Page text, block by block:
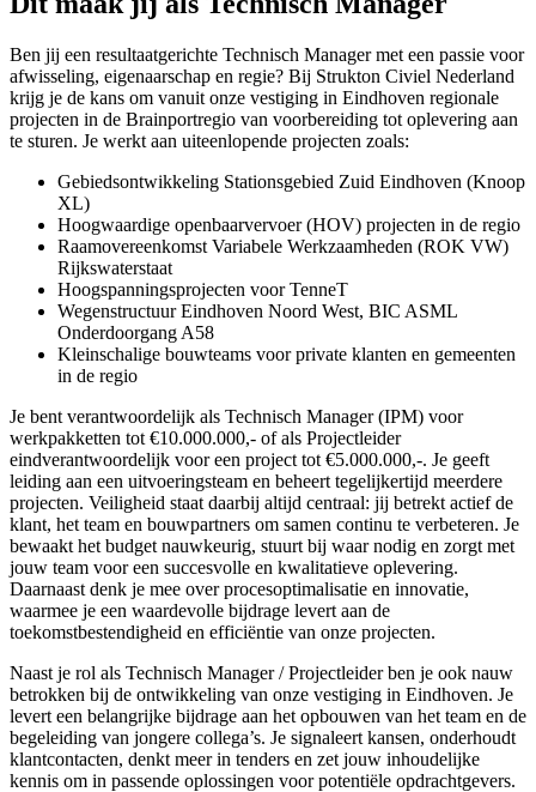
Ben jij een resultaatgerichte Technisch Manager met een passie voor
afwisseling, eigenaarschap en regie? Bij Strukton Civiel Nederland
krijg je de kans om vanuit onze vestiging in Eindhoven regionale
projecten in de Brainportregio van voorbereiding tot oplevering aan
te sturen. Je werkt aan uiteenlopende projecten zoals:
Gebiedsontwikkeling Stationsgebied Zuid Eindhoven (Knoop
XL)
Hoogwaardige openbaarvervoer (HOV) projecten in de regio
Raamovereenkomst Variabele Werkzaamheden (ROK VW)
Rijkswaterstaat
Hoogspanningsprojecten voor TenneT
Wegenstructuur Eindhoven Noord West, BIC ASML
Onderdoorgang A58
Kleinschalige bouwteams voor private klanten en gemeenten
in de regio
Je bent verantwoordelijk als Technisch Manager (IPM) voor
werkpakketten tot €10.000.000,- of als Projectleider
eindverantwoordelijk voor een project tot €5.000.000,-. Je geeft
leiding aan een uitvoeringsteam en beheert tegelijkertijd meerdere
projecten. Veiligheid staat daarbij altijd centraal: jij betrekt actief de
klant, het team en bouwpartners om samen continu te verbeteren. Je
bewaakt het budget nauwkeurig, stuurt bij waar nodig en zorgt met
jouw team voor een succesvolle en kwalitatieve oplevering.
Daarnaast denk je mee over procesoptimalisatie en innovatie,
waarmee je een waardevolle bijdrage levert aan de
toekomstbestendigheid en efficiëntie van onze projecten.
Naast je rol als Technisch Manager / Projectleider ben je ook nauw
betrokken bij de ontwikkeling van onze vestiging in Eindhoven. Je
levert een belangrijke bijdrage aan het opbouwen van het team en de
begeleiding van jongere collega’s. Je signaleert kansen, onderhoudt
klantcontacten, denkt meer in tenders en zet jouw inhoudelijke
kennis om in passende oplossingen voor potentiële opdrachtgevers.